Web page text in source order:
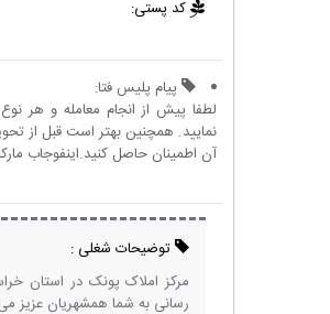
کد پستی:
پیام پلیس فتا:
لطفا پیش از انجام معامله و هر
نمایید. همچنین بهتر است قبل از
آن اطمینان حاصل کنید.اینفوجاب
توضیحات شغلی :
مرکز املاک پونک در استان
رسانی به شما همشهریان عزیز